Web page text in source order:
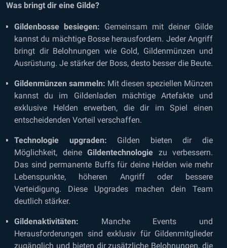
Was bringt dir eine Gilde?
Gildenbosse besiegen: Gemeinsam mit deiner Gilde
kannst du mächtige Bosse herausfordern. Jeder Angriff
bringt dir Belohnungen wie Gold, Gildenmünzen und
Ausrüstung. Je stärker der Boss, desto besser die Beute.
Gildenmünzen sammeln: Mit diesen speziellen Münzen
kannst du im Gildenladen mächtige Artefakte und
exklusive Helden erwerben, die dir im Spiel einen
entscheidenden Vorteil verschaffen.
Technologie upgraden: Gilden bieten dir die
Möglichkeit, deine Gildentechnologie zu verbessern.
Das sind permanente Buffs für deine Helden wie mehr
Lebenspunkte, höheren Angriff oder bessere
Verteidigung. Diese Upgrades machen dein Team
deutlich stärker.
Gildenaktivitäten: Manche Events und
Herausforderungen sind exklusiv für Gildenmitglieder
zugänglich und bieten dir zusätzliche Belohnungen, die